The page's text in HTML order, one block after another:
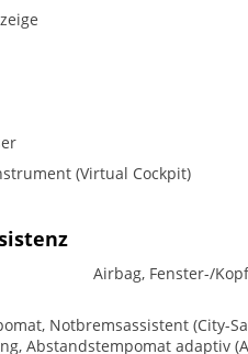
(Virtual Cockpit)
Airbag, Fenster-/
Notbremsassistent (City-
Abstandstempomat adaptiv